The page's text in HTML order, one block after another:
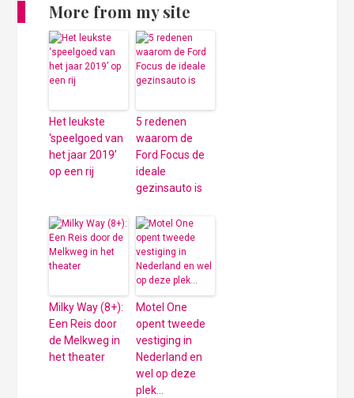
More from my site
Het leukste
‘speelgoed van
het jaar 2019’
op een rij
5 redenen
waarom de
Ford Focus de
ideale
gezinsauto is
Milky Way (8+):
Een Reis door
de Melkweg in
het theater
Motel One
opent tweede
vestiging in
Nederland en
wel op deze
plek…